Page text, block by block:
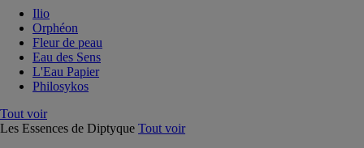
Ilio
Orphéon
Fleur de peau
Eau des Sens
L'Eau Papier
Philosykos
Tout voir
Les Essences de Diptyque Tout voir